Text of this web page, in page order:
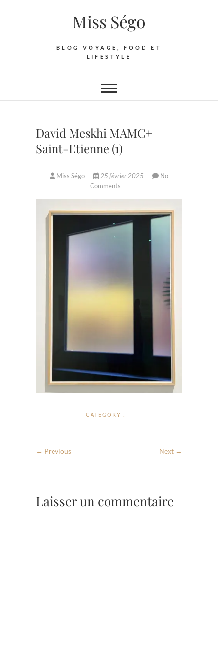
Miss Ségo
BLOG VOYAGE, FOOD ET
LIFESTYLE
David Meskhi MAMC+
Saint-Etienne (1)
Miss Ségo 25 février 2025
No
Comments
CATEGORY :
← Previous Next →
Laisser un commentaire